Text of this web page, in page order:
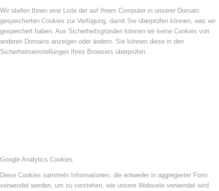
Wir stellen Ihnen eine Liste der auf Ihrem Computer in unserer Domain
gespeicherten Cookies zur Verfügung, damit Sie überprüfen können, was wir
gespeichert haben. Aus Sicherheitsgründen können wir keine Cookies von
anderen Domains anzeigen oder ändern. Sie können diese in den
Sicherheitseinstellungen Ihres Browsers überprüfen.
Google Analytics Cookies
Diese Cookies sammeln Informationen, die entweder in aggregierter Form
verwendet werden, um zu verstehen, wie unsere Webseite verwendet wird